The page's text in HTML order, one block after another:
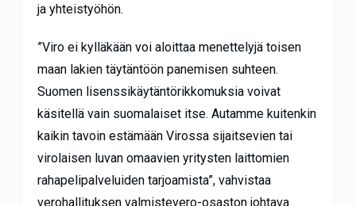
ja yhteistyöhön.
”Viro ei kylläkään voi aloittaa menettelyjä toisen
maan lakien täytäntöön panemisen suhteen.
Suomen lisenssikäytäntörikkomuksia voivat
käsitellä vain suomalaiset itse. Autamme kuitenkin
kaikin tavoin estämään Virossa sijaitsevien tai
virolaisen luvan omaavien yritysten laittomien
rahapelipalveluiden tarjoamista”, vahvistaa
verohallituksen valmistevero-osaston johtava